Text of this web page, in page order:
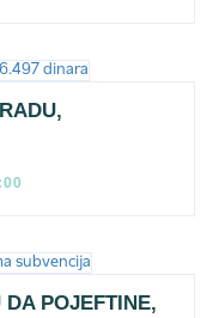
POJEFTINE,